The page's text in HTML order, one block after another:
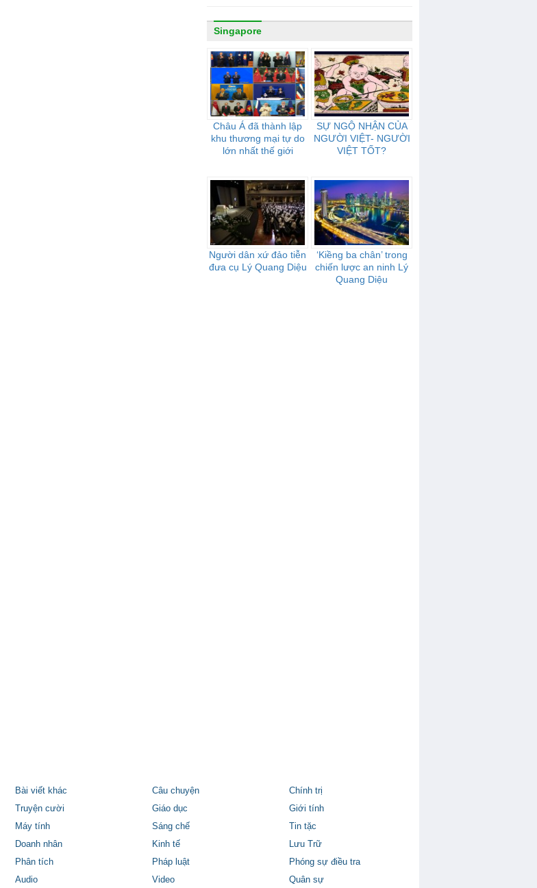
Singapore
Châu Á đã thành lập
khu thương mại tự do
lớn nhất thế giới
SỰ NGỘ NHẬN CỦA
NGƯỜI VIỆT- NGƯỜI
VIỆT TỐT?
Người dân xứ đảo tiễn
đưa cụ Lý Quang Diệu
‘Kiềng ba chân’ trong
chiến lược an ninh Lý
Quang Diệu
Bài viết khác Câu chuyện
Chính trị
Truyện cười Giáo dục
Giới tính
Máy tính Sáng chế
Tin tặc
Doanh nhân Kinh tế
Lưu Trữ
Phân tích Pháp luật
Phóng sự điều tra
Audio Video Quân sự